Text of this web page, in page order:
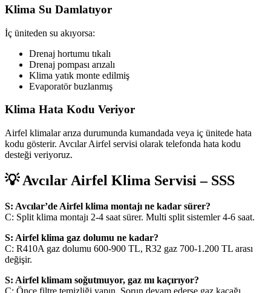
Klima Su Damlatıyor
İç üniteden su akıyorsa:
Drenaj hortumu tıkalı
Drenaj pompası arızalı
Klima yatık monte edilmiş
Evaporatör buzlanmış
Klima Hata Kodu Veriyor
Airfel klimalar arıza durumunda kumandada veya iç ünitede hata
kodu gösterir. Avcılar Airfel servisi olarak telefonda hata kodu
desteği veriyoruz.
💡 Avcılar Airfel Klima Servisi – SSS
S: Avcılar’de Airfel klima montajı ne kadar sürer?
C: Split klima montajı 2-4 saat sürer. Multi split sistemler 4-6 saat.
S: Airfel klima gaz dolumu ne kadar?
C: R410A gaz dolumu 600-900 TL, R32 gaz 700-1.200 TL arası
değişir.
S: Airfel klimam soğutmuyor, gaz mı kaçırıyor?
C: Önce filtre temizliği yapın. Sorun devam ederse gaz kaçağı